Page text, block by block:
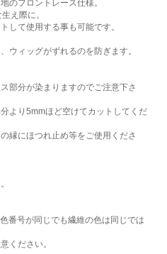
のフロントレース仕様。
え際に。
して使用する事も可能です。
ウィッグがずれるのを防ぎます。
部分が染まりますのでご注意下さ
より5mmほど空けてカットしてくだ
縁にほつれ止め等をご使用くださ
番号が同じでも繊維の色は同じでは
ください。